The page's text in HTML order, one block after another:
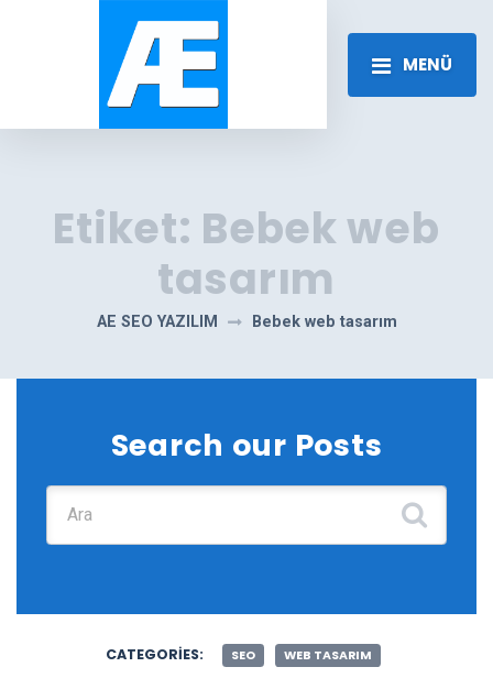
MENÜ
Etiket: Bebek web
tasarım
AE SEO YAZILIM Bebek web tasarım
Search our Posts
CATEGORIES: SEO WEB TASARIM